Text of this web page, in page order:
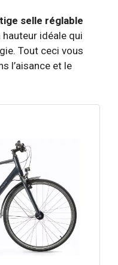
selle réglable
idéale qui
Tout ceci vous
l’aisance et le